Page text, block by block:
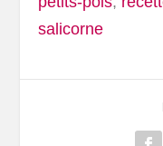
salicorne